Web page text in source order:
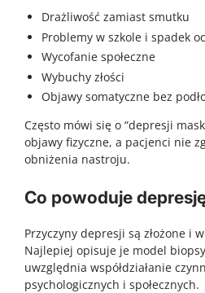
Drażliwość zamiast smutku
Problemy w szkole i spadek
Wycofanie społeczne
Wybuchy złości
Objawy somatyczne bez
Często mówi się o “depresji
objawy fizyczne, a pacjenci nie
obniżenia nastroju.
Co powoduje
Przyczyny depresji są złożone i
Najlepiej opisuje je model
uwzględnia współdziałanie
psychologicznych i społecznych.